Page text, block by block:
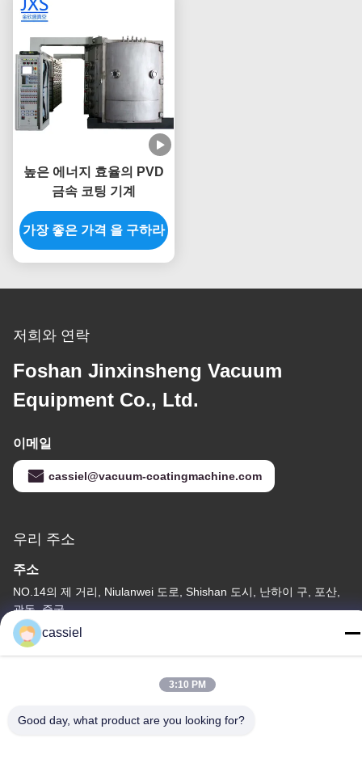
높은 에너지 효율의 PVD
금속 코팅 기계
가장 좋은 가격 을 구하라
저희와 연락
Foshan Jinxinsheng Vacuum
Equipment Co., Ltd.
이메일
cassiel@vacuum-coatingmachine.com
우리 주소
주소
NO.14의 제 거리, Niulanwei 도로, Shishan 도시, 난하이 구, 포산,
광동, 중국
전화
cassiel
3:10 PM
Good day, what product are you looking for?